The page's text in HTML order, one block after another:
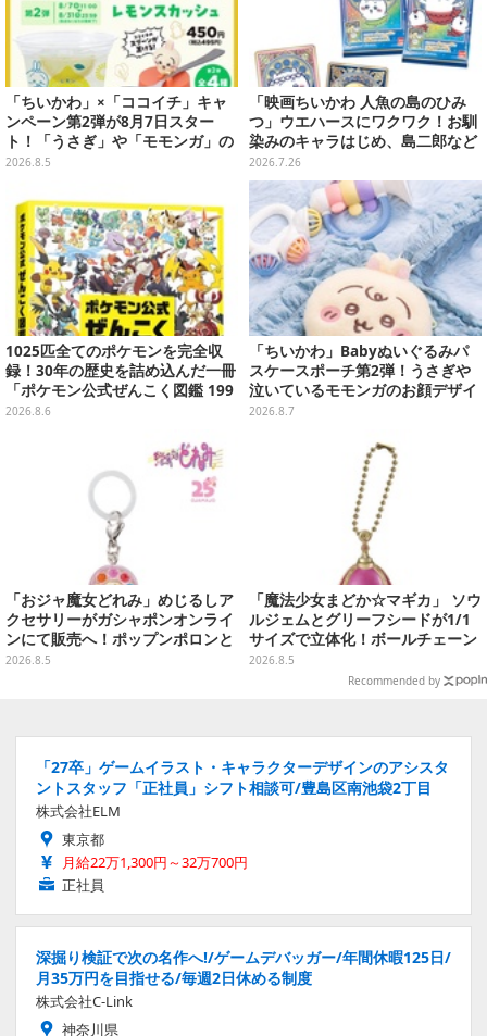
「ちいかわ」×「ココイチ」キャ
ンペーン第2弾が8月7日スター
ト！「うさぎ」や「モモンガ」の
スプーン置きをGETしよう
2026.8.5
「映画ちいかわ 人魚の島のひみ
つ」ウエハースにワクワク！お馴
染みのキャラはじめ、島二郎など
セイレーン編カード全22種
2026.7.26
1025匹全てのポケモンを完全収
録！30年の歴史を詰め込んだ一冊
「ポケモン公式ぜんこく図鑑 199
6-2026」が大ボリューム
2026.8.6
「ちいかわ」Babyぬいぐるみパ
スケースポーチ第2弾！うさぎや
泣いているモモンガのお顔デザイ
ン全4種が8月下旬プライズ展開
2026.8.7
「おジャ魔女どれみ」めじるしア
クセサリーがガシャポンオンライ
ンにて販売へ！ポップンポロンと
魔法玉の2連チャームなど全9種
2026.8.5
「魔法少女まどか☆マギカ」 ソウ
ルジェムとグリーフシードが1/1
サイズで立体化！ボールチェーン
を外せばフィギュアとして飾れる
ガシャポン全6種
2026.8.5
Recommended by
「27卒」ゲームイラスト・キャラクターデザインのアシスタ
ントスタッフ「正社員」シフト相談可/豊島区南池袋2丁目
株式会社ELM
東京都
月給22万1,300円～32万700円
正社員
深掘り検証で次の名作へ!/ゲームデバッガー/年間休暇125日/
月35万円を目指せる/毎週2日休める制度
株式会社C-Link
神奈川県